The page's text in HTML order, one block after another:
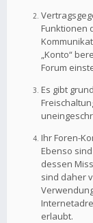
Funktionen
„Konto“
Forum
Es gibt
Ihr Foren-
Ebenso
dessen
sind daher
erlaubt.